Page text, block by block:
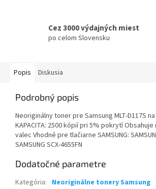
Cez 3000 výdajných miest
po celom Slovensku
Popis Diskusia
Podrobný popis
Neoriginálny toner pre Samsung MLT-D117S
KAPACITA: 2500 kópií pri 5% pokrytí Obsahuje
valec Vhodné pre tlačiarne SAMSUNG:
SAMSUNG SCX-4655FN
Dodatočné parametre
Kategória: Neoriginálne tonery Samsung